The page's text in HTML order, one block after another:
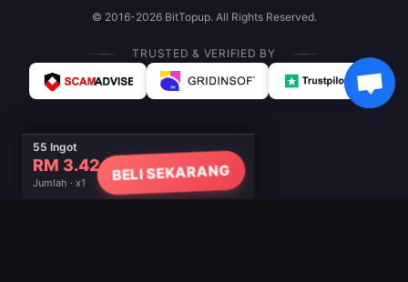
55 Ingot
RM 3.42
Jumlah · x1
BELI SEKARANG
© 2016-2026 BitTopup. All Rights Reserved.
TRUSTED & VERIFIED BY